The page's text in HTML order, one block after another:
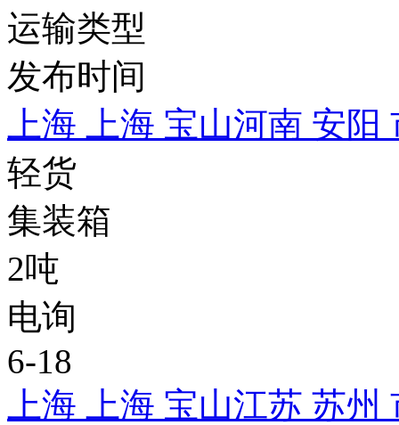
运输类型
发布时间
上海 上海 宝山河南 安阳
轻货
集装箱
2吨
电询
6-18
上海 上海 宝山江苏 苏州